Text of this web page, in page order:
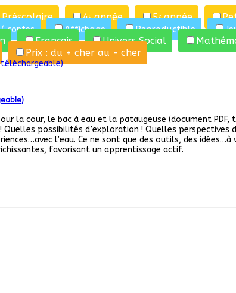
Préscolaire 4ᵉ année 5ᵉ année
contes Affichage Reproductible
Français Univers Social
Prix : du + cher au - cher
la cour, le bac à eau et la pataugeuse (document
possibilités d’exploration ! Quelles perspectives
l’eau. Ce ne sont que des outils, des idées…à
favorisant un apprentissage actif.